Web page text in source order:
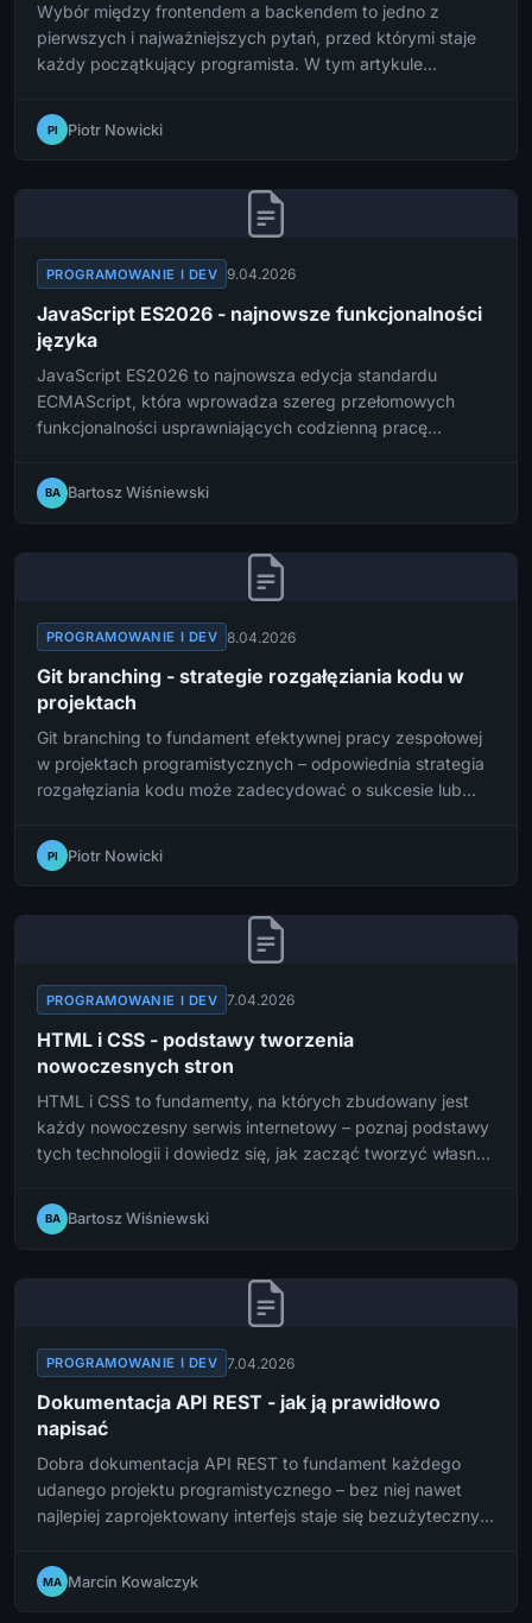
Wybór między frontendem a backendem to jedno z
pierwszych i najważniejszych pytań, przed którymi staje
każdy początkujący programista. W tym artykule
programowania oraz podpowiemy, jak podjąć świadomą
decyzję dopasowaną do Twoich celów.
PI Piotr Nowicki
PROGRAMOWANIE I DEV 9.04.2026
JavaScript ES2026 - najnowsze funkcjonalności
języka
JavaScript ES2026 to najnowsza edycja standardu
ECMAScript, która wprowadza szereg przełomowych
funkcjonalności usprawniających codzienną pracę
zmieniają oblicze nowoczesnego programowania w
JavaScript.
BA Bartosz Wiśniewski
PROGRAMOWANIE I DEV 8.04.2026
Git branching - strategie rozgałęziania kodu w
projektach
Git branching to fundament efektywnej pracy zespołowej
w projektach programistycznych – odpowiednia strategia
rozgałęziania kodu może zadecydować o sukcesie lub
tym artykule przyjrzymy się najpopularniejszym strategiom
i podpowiemy, którą z nich wybrać dla swojego projektu.
PI Piotr Nowicki
PROGRAMOWANIE I DEV 7.04.2026
HTML i CSS - podstawy tworzenia
nowoczesnych stron
HTML i CSS to fundamenty, na których zbudowany jest
każdy nowoczesny serwis internetowy – poznaj podstawy
tych technologii i dowiedz się, jak zacząć tworzyć własne
BA Bartosz Wiśniewski
PROGRAMOWANIE I DEV 7.04.2026
Dokumentacja API REST - jak ją prawidłowo
napisać
Dobra dokumentacja API REST to fundament każdego
udanego projektu programistycznego – bez niej nawet
najlepiej zaprojektowany interfejs staje się bezużyteczny
kroku stworzyć dokumentację, która rzeczywiście spełnia
swoje zadanie.
MA Marcin Kowalczyk